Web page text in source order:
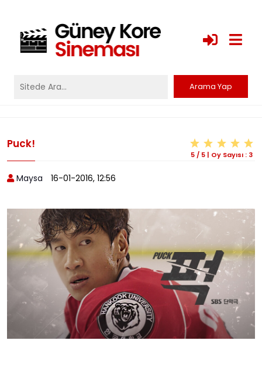
Puck!
5/ 5| Oy Sayısı : 3
Maysa 16-01-2016, 12:56